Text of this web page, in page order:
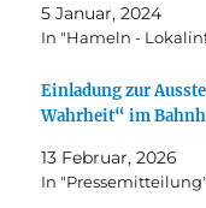
5 Januar, 2024
In "Hameln -
Einladung zur
Wahrheit“ im
13 Februar, 2026
In "Pressemitteilung"